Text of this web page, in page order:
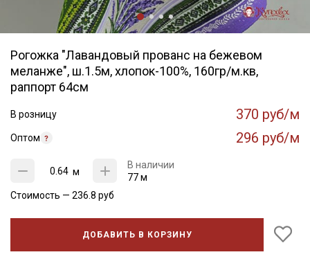
Рогожка "Лавандовый прованс на бежевом
меланже", ш.1.5м, хлопок-100%, 160гр/м.кв,
раппорт 64см
В розницу 370 руб/м
Оптом 296 руб/м
м
В наличии
77 м
Стоимость — 236.8 руб
ДОБАВИТЬ В КОРЗИНУ